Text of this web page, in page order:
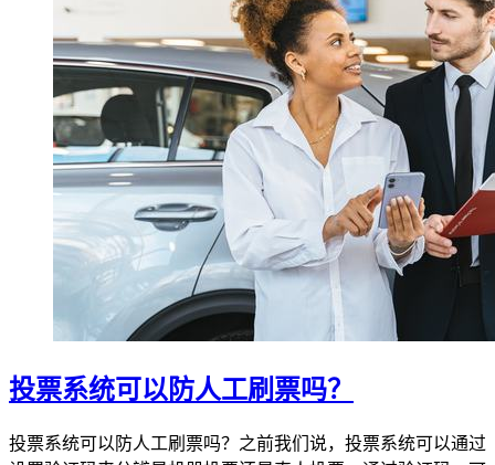
投票系统可以防人工刷票吗？
投票系统可以防人工刷票吗？之前我们说，投票系统可以通过